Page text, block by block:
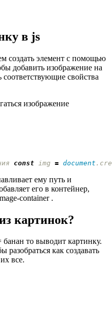
в js
создать элемент с помощью
добавить изображение на
свойства
изображение
const img = document .
ему путь и
его в контейнер,
container .
картинок?
то выводит картинку.
разобраться как создавать
все.